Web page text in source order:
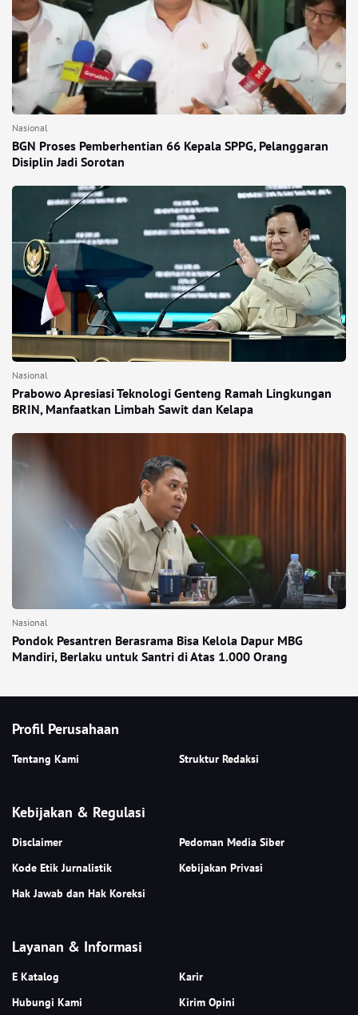
Nasional
BGN Proses Pemberhentian 66 Kepala SPPG, Pelanggaran
Disiplin Jadi Sorotan
Nasional
Prabowo Apresiasi Teknologi Genteng Ramah Lingkungan
BRIN, Manfaatkan Limbah Sawit dan Kelapa
Nasional
Pondok Pesantren Berasrama Bisa Kelola Dapur MBG
Mandiri, Berlaku untuk Santri di Atas 1.000 Orang
Profil Perusahaan
Tentang Kami Struktur Redaksi
Kebijakan & Regulasi
Disclaimer
Pedoman Media Siber
Kode Etik Jurnalistik
Kebijakan Privasi
Hak Jawab dan Hak Koreksi
Layanan & Informasi
E Katalog
Karir
Hubungi Kami
Kirim Opini